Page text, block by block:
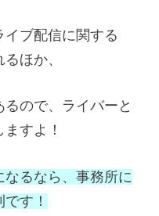
ブ配信に関する
ほか、
ので、ライバーと
すよ！
るなら、事務所に
す！